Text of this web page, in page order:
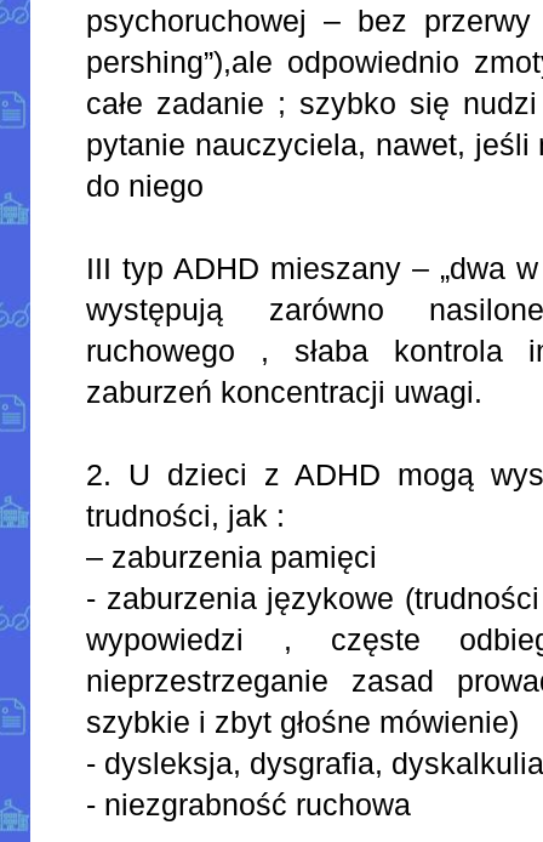
psychoruchowej – bez przerwy
pershing”),ale odpowiednio
całe zadanie ; szybko się
pytanie nauczyciela, nawet,
do niego
III typ ADHD mieszany – „dwa
występują zarówno
ruchowego , słaba kontrola
zaburzeń koncentracji uwagi.
2. U dzieci z ADHD mogą
trudności, jak :
– zaburzenia pamięci
- zaburzenia językowe
wypowiedzi , częste
nieprzestrzeganie zasad
szybkie i zbyt głośne mówienie)
- dysleksja, dysgrafia,
- niezgrabność ruchowa